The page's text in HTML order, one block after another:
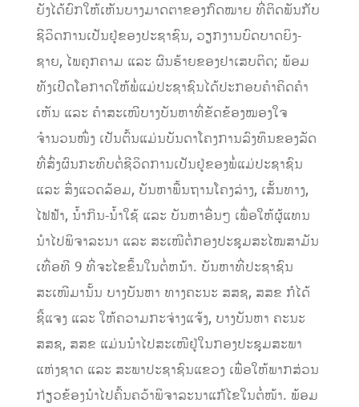
ຍັງໄດ້ຍົກໃຫ້ເຫັນບາງມາດຕາຂອງກົດໝາຍ ທີ່ຕິດພັນກັບ
ຊີວິດການເປັນຢູ່ຂອງປະຊາຊົນ, ວຽກງານບົດບາດຍິງ-
ຊາຍ, ໄພຄຸກຄາມ ແລະ ຜົນຮ້າຍຂອງຢາເສບຕິດ; ພ້ອມ
ທັງເປີດໂອກາດໃຫ້ພໍ່ແມ່ປະຊາຊົນໄດ້ປະກອບຄຳຄິດຄຳ
ເຫັນ ແລະ ຄຳສະເໜີບາງບັນຫາທີ່ຂັດຂ້ອງໝອງໃຈ
ຈຳນວນໜຶ່ງ ເປັນຕົ້ນແມ່ນບັນດາໂຄງການລົງທຶນຂອງລັດ
ທີ່ສົ່ງຜົນກະທົບຕໍ່ຊີວິດການເປັນຢູ່ຂອງພໍ່ແມ່ປະຊາຊົນ
ແລະ ສິ່ງແວດລ້ອມ, ບັນຫາພື້ນຖານໂຄງລ່າງ, ເສັ້ນທາງ,
ໄຟຟ້າ, ນ້ຳກິນ-ນ້ຳໃຊ້ ແລະ ບັນຫາອື່ນໆ ເພື່ອໃຫ້ຜູ້ແທນ
ນໍາໄປພິຈາລະນາ ແລະ ສະເໜີຕໍ່ກອງປະຊຸມສະໄໝສາມັນ
ເທື່ອທີ 9 ທີ່ຈະໄຂຂຶ້ນໃນຕໍ່ຫນ້າ. ບັນຫາທີ່ປະຊາຊົນ
ສະເໜີມານັ້ນ ບາງບັນຫາ ທາງຄະນະ ສສຊ, ສສຂ ກໍໄດ້
ຊີ້ແຈງ ແລະ ໃຫ້ຄວາມກະຈ່າງແຈ້ງ, ບາງບັນຫາ ຄະນະ
ສສຊ, ສສຂ ແມ່ນນຳໄປສະເໜີຢູ່ໃນກອງປະຊຸມສະພາ
ແຫ່ງຊາດ ແລະ ສະພາປະຊາຊົນແຂວງ ເພື່ອໃຫ້ພາກສ່ວນ
ກ່ຽວຂ້ອງນຳໄປຄົ້ນຄວ້າພິຈາລະນາແກ້ໄຂໃນຕໍ່ໜ້າ. ພ້ອມ